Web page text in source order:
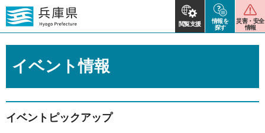
閲覧支援
情報を
探す
災害・安全
情報
イベント情報
イベントピックアップ